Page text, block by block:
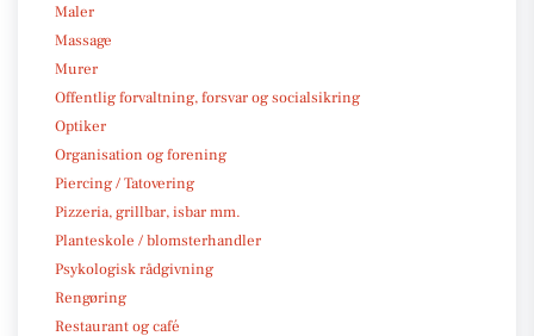
Maler
Massage
Murer
Offentlig forvaltning, forsvar og socialsikring
Optiker
Organisation og forening
Piercing / Tatovering
Pizzeria, grillbar, isbar mm.
Planteskole / blomsterhandler
Psykologisk rådgivning
Rengøring
Restaurant og café